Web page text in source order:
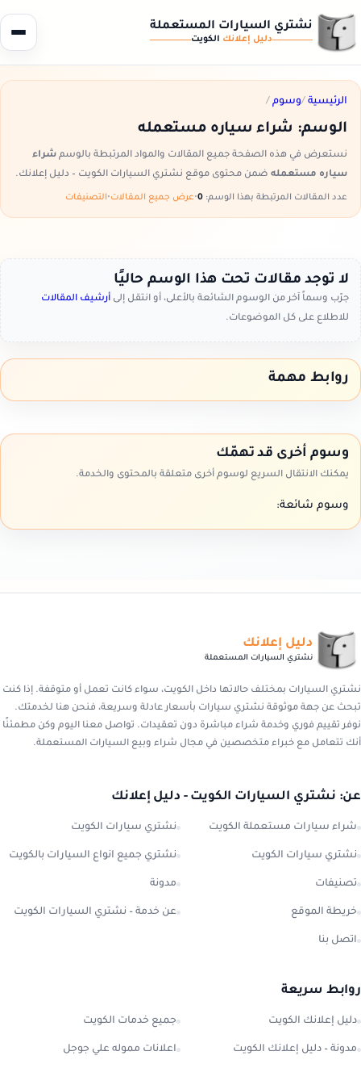
نشتري السيارات المستعملة
دليل إعلانك الكويت
الرئيسية /وسوم /
الوسم: شراء سياره مستعمله
نستعرض في هذه الصفحة جميع المقالات والمواد المرتبطة بالوسم شراء
سياره مستعمله ضمن محتوى موقع نشتري السيارات الكويت – دليل إعلانك.
عدد المقالات المرتبطة بهذا الوسم: •عرض جميع المقالات•التصنيفات
لا توجد مقالات تحت هذا الوسم حاليًا
جرّب وسماً آخر من الوسوم الشائعة بالأعلى، أو انتقل إلى أرشيف المقالات
للاطلاع على كل الموضوعات.
روابط مهمة
وسوم أخرى قد تهمّك
يمكنك الانتقال السريع لوسوم أخرى متعلقة بالمحتوى والخدمة.
وسوم شائعة:
دليل إعلانك
نشتري السيارات المستعملة
نشتري السيارات بمختلف حالاتها داخل الكويت، سواء كانت تعمل أو متوقفة. إذا كنت
تبحث عن جهة موثوقة نشتري سيارات بأسعار عادلة وسريعة، فنحن هنا لخدمتك.
نوفر تقييم فوري وخدمة شراء مباشرة دون تعقيدات. تواصل معنا اليوم وكن مطمئنًا
أنك تتعامل مع خبراء متخصصين في مجال شراء وبيع السيارات المستعملة.
عن: نشتري السيارات الكويت - دليل إعلانك
شراء سيارات مستعملة الكويت نشتري سيارات الكويت
نشتري سيارات الكويت نشتري جميع انواع السيارات بالكويت
تصنيفات مدونة
خريطة الموقع عن خدمة – نشتري السيارات الكويت
اتصل بنا
روابط سريعة
دليل إعلانك الكويت جميع خدمات الكويت
مدونة – دليل إعلانك الكويت اعلانات مموله علي جوجل